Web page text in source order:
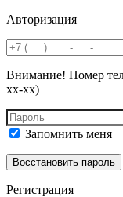
Авторизация
Внимание! Номер
хх-хх)
Запомнить меня
Регистрация